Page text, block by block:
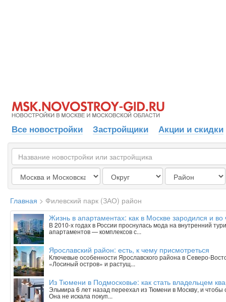
Все новостройки Застройщики Акции и скидки
Главная > Филевский парк (ЗАО) район
Жизнь в апартаментах: как в Москве зародился и
В 2010-х годах в России проснулась мода на внутренний
апартаментов — комплексов с...
Ярославский район: есть, к чему присмотреться
Ключевые особенности Ярославского района в Северо-
«Лосиный остров» и растущ...
Из Тюмени в Подмосковье: как стать владельцем
Эльмира 6 лет назад переехал из Тюмени в Москву, и
Она не искала покуп...